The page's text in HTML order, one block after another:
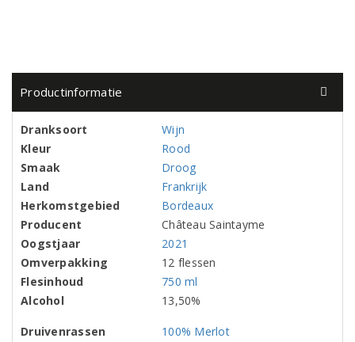
Productinformatie
Dranksoort
Wijn
Kleur
Rood
Smaak
Droog
Land
Frankrijk
Herkomstgebied
Bordeaux
Producent
Château Saintayme
Oogstjaar
2021
Omverpakking
12 flessen
Flesinhoud
750 ml
Alcohol
13,50%
Druivenrassen
100% Merlot